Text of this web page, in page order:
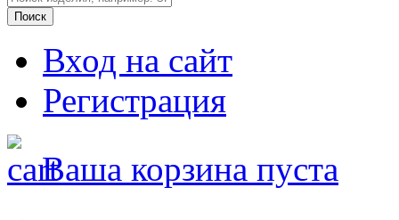
Вход на сайт
Регистрация
Ваша корзина пуста